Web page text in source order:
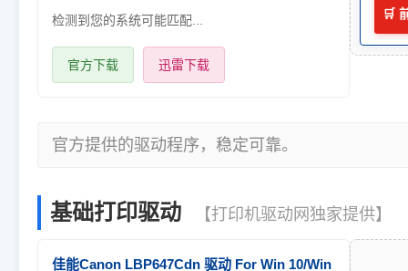
检测到您的系统可能匹配...
官方下载 迅雷下载
🛒
官方提供的驱动程序，稳定可靠。
基础打印驱动 【打印机驱动网独家提供】
佳能Canon LBP647Cdn 驱动 For Win 10/Win